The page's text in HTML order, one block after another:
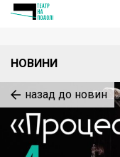
НОВИНИ
назад до новин